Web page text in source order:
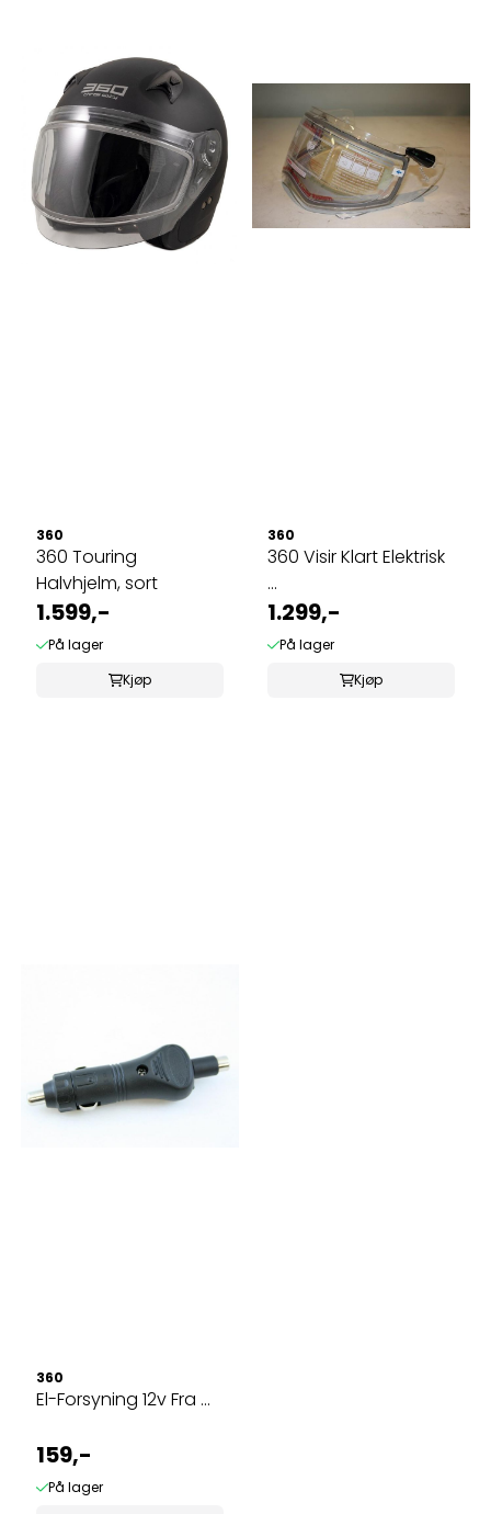
360
360 Touring
Halvhjelm, sort
1.599,-
På lager
Kjøp
360
360 Visir Klart Elektrisk
...
1.299,-
På lager
Kjøp
360
El-Forsyning 12v Fra ...
159,-
På lager